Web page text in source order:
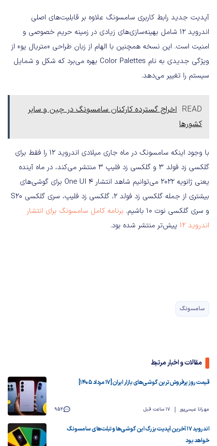
آپدیت جدید رابط کاربری سامسونگ علاوه بر قابلیت‌های اصلی
اندروید ۱۲ شامل بهینه‌سازی‌های زیادی در زمینه حریم خصوصی و
امنیت است. این نسخه همچنین با الهام از زبان طراحی «متریال یو» از
ویژگی جدیدی به نام Color Palettes بهره می‌برد که شکل و شمایل
سیستم را تغییر می‌دهد.
READ اخراج گسترده کارکنان سامسونگ در چین و سایر
کشورها
با وجود اینکه سامسونگ در ماه جاری میلادی اندروید ۱۲ را فقط برای
گلکسی زد فولد ۳ و گلکسی زد فلیپ ۳ منتشر می‌کند، در ماه آینده
یعنی ژانویه ۲۰۲۲ می‌توانیم شاهد انتشار One UI 4 برای گوشی‌های
بیشتری از جمله گلکسی زد فولد ۲، گلکسی زد فلیپ، سری گلکسی S20
و سری گلکسی نوت ۱۰ باشیم.
برنامه کامل سامسونگ برای انتشار
اندروید ۱۲
پیش‌تر منتشر شده بود.
سامسونگ
مقالات و اخبار مرتبط
قیمت روز پرفروش‌ترین گوشی‌های بازار ایران [17 مرداد 1405]
مهرانا عیسی‌پور 17 ساعت قبل 952
اندروید ۱۷ آخرین آپدیت بزرگ این گوشی‌ها و تبلت‌های سامسونگ
خواهد بود